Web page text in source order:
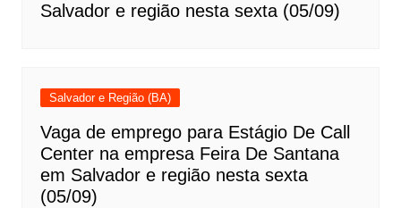
Salvador e região nesta sexta (05/09)
Salvador e Região (BA)
Vaga de emprego para Estágio De Call
Center na empresa Feira De Santana
em Salvador e região nesta sexta
(05/09)